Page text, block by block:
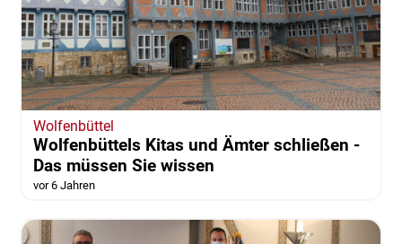
Wolfenbüttel
Wolfenbüttels Kitas und Ämter schließen -
Das müssen Sie wissen
vor 6 Jahren